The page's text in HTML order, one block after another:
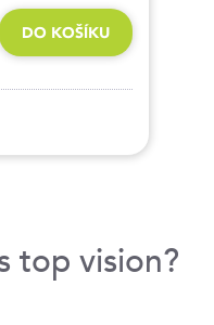
DO KOŠÍKU
top vision?